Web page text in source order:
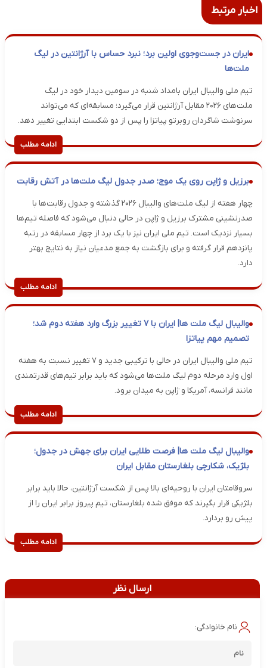
اخبار مرتبط
ایران در جست‌وجوی اولین برد؛ نبرد حساس با آرژانتین در لیگ
ملت‌ها
تیم ملی والیبال ایران بامداد شنبه در سومین دیدار خود در لیگ
ملت‌های ۲۰۲۶ مقابل آرژانتین قرار می‌گیرد؛ مسابقه‌ای که می‌تواند
سرنوشت شاگردان روبرتو پیاتزا را پس از دو شکست ابتدایی تغییر دهد.
ادامه مطلب
برزیل و ژاپن روی یک موج؛ صدر جدول لیگ ملت‌ها در آتش رقابت
چهار هفته از لیگ ملت‌های والیبال ۲۰۲۶ گذشته و جدول رقابت‌ها با
صدرنشینی مشترک برزیل و ژاپن در حالی دنبال می‌شود که فاصله تیم‌ها
بسیار نزدیک است. تیم ملی ایران نیز با یک برد از چهار مسابقه در رتبه
پانزدهم قرار گرفته و برای بازگشت به جمع مدعیان نیاز به نتایج بهتر
دارد.
ادامه مطلب
والیبال لیگ ملت ها| ایران با ۷ تغییر بزرگ وارد هفته دوم شد؛
تصمیم مهم پیاتزا
تیم ملی والیبال ایران در حالی با ترکیبی جدید و ۷ تغییر نسبت به هفته
اول وارد مرحله دوم لیگ ملت‌ها می‌شود که باید برابر تیم‌های قدرتمندی
مانند فرانسه، آمریکا و ژاپن به میدان برود.
ادامه مطلب
والیبال لیگ ملت ها| فرصت طلایی ایران برای جهش در جدول؛
بلژیک، شکارچی بلغارستان مقابل ایران
سروقامتان ایران با روحیه‌ای بالا پس از شکست آرژانتین، حالا باید برابر
بلژیکی قرار بگیرند که موفق شده بلغارستان، تیم پیروز برابر ایران را از
پیش رو بردارد.
ادامه مطلب
ارسال نظر
نام خانوادگی: